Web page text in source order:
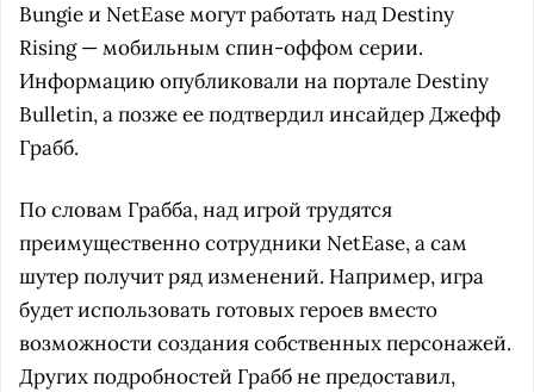
Bungie и NetEase могут работать над Destiny
Rising — мобильным спин-оффом серии.
Информацию опубликовали на портале Destiny
Bulletin, а позже ее подтвердил инсайдер Джефф
Грабб.
По словам Грабба, над игрой трудятся
преимущественно сотрудники NetEase, а сам
шутер получит ряд изменений. Например, игра
будет использовать готовых героев вместо
возможности создания собственных персонажей.
Других подробностей Грабб не предоставил,